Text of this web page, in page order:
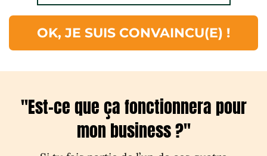
OK, JE SUIS CONVAINCU(E) !
"Est-ce que ça fonctionnera pour
mon business ?"